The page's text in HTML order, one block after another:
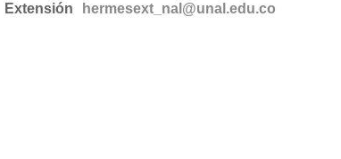
Extensión
hermesext_nal@unal.edu.co